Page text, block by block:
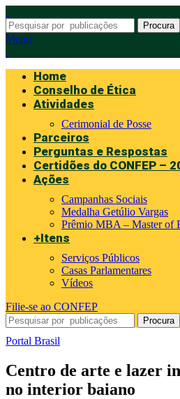
Procura
Menu
Home
Conselho de Ética
Atividades
Cerimonial de Posse
Parceiros
Perguntas e Respostas
Certidões do CONFEP –
Ações
Campanhas Sociais
Medalha Getúlio Vargas
Prêmio MBA – Master of
+Itens
Serviços Públicos
Casas Parlamentares
Vídeos
Filie-se ao CONFEP
Procura
Portal Brasil
Centro de arte e lazer
no interior baiano